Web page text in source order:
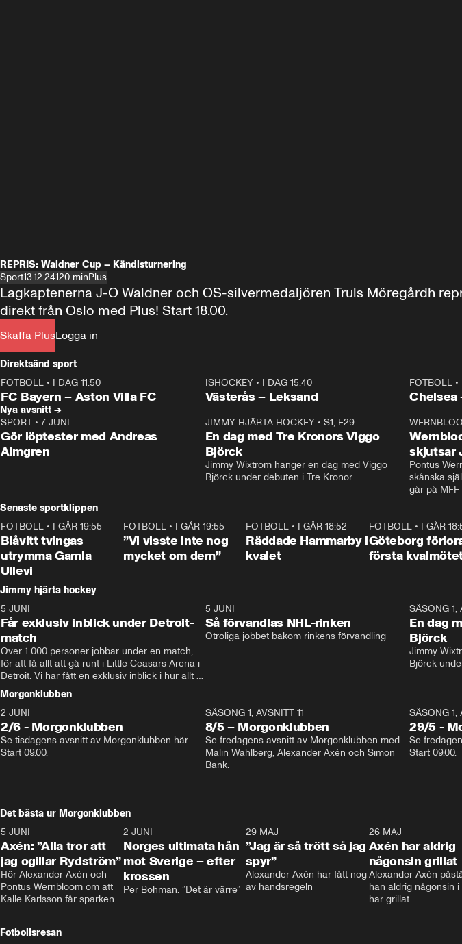
REPRIS: Waldner Cup – Kändisturnering
Sport13.12.24120 minPlus
Skaffa PlusLogga in
Lagkaptenerna J-O Waldner och OS-silvermedaljören Truls Möregårdh
direkt från Oslo med Plus! Start 18.00.
Direktsänd sport
Plus
FOTBOLL • I DAG 11:50
FC Bayern – Aston Villa FC
Plus
ISHOCKEY• I DAG 15:40
Västerås – Leksand
Plus
FOTBOLL •
Nya avsnitt →
SPORT • 7 JUNI
Gör löptester med Andreas
Almgren
17:38
JIMMY HJÄRTA HOCKEY• S1, E29
En dag med Tre Kronors Viggo
Björck
Jimmy Wixtröm hänger en dag med Viggo
Björck under debuten i Tre Kronor
skjutsar
Pontus
skånska
går på
Senaste sportklippen
FOTBOLL • I GÅR 19:55
Blåvitt tvingas
utrymma Gamla
Ullevi
FOTBOLL • I GÅR 19:55
”Vi visste inte nog
mycket om dem”
FOTBOLL • I GÅR 18:52
Räddade Hammarby i
kvalet
FOTBOLL• I GÅR
Göteborg
första
Jimmy hjärta hockey
5 JUNI
Får exklusiv inblick under Detroit-
match
Över 1 000 personer jobbar under en match,
för att få allt att gå runt i Little Ceasars Arena i
Detroit. Vi har fått en exklusiv inblick i hur allt
fungerar inför och under match i världens
bästa hockeyliga
1:04
5 JUNI
Så förvandlas NHL-rinken
Otroliga jobbet bakom rinkens förvandling
SÄSONG 1,
En dag
Björck
Jimmy
Björck
Morgonklubben
2 JUNI
2/6 - Morgonklubben
Se tisdagens avsnitt av Morgonklubben här.
SÄSONG 1, AVSNITT 11
8/5 – Morgonklubben
Se fredagens avsnitt av Morgonklubben med
Malin Wahlberg, Alexander Axén och Simon
Bank.
SÄSONG 1,
29/5 -
Se
Det bästa ur Morgonklubben
0:44
5 JUNI
Axén: ”Alla tror att
jag ogillar Rydström”
Hör Alexander Axén och
Pontus Wernbloom om att
Kalle Karlsson får sparken
0:26
2 JUNI
Norges ultimata hån
mot Sverige – efter
krossen
Per Bohman: ”Det är värre”
29 MAJ
”Jag är så trött så jag
spyr”
Alexander Axén har fått nog
av handsregeln
26 MAJ
Axén har aldrig
någonsin grillat
Alexander Axén
han aldrig någonsin i
har grillat
Fotbollsresan